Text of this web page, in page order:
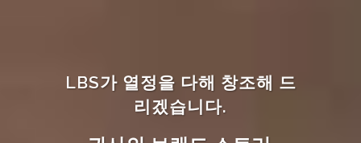
LBS가 열정을 다해 창조해 드
리겠습니다.